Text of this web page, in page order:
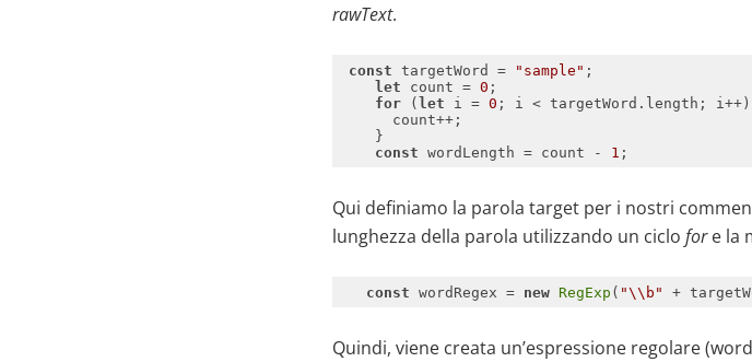
rawText.
const targetWord = "sample"
let count = 0
for ( let i = 0
const wordLength = count - 1
Qui definiamo la parola target per i nostri
lunghezza della parola utilizzando un ciclo fore la
const wordRegex = new RegExp ( "\\b" +
Quindi, viene creata un’espressione regolare